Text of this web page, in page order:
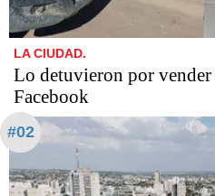
LA CIUDAD.
Lo detuvieron por
Facebook
#02